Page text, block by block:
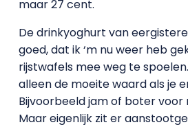
maar 27 cent.
De drinkyoghurt van
goed, dat ik ‘m nu weer heb
rijstwafels mee weg te
alleen de moeite waard als je
Bijvoorbeeld jam of boter voor
Maar eigenlijk zit er